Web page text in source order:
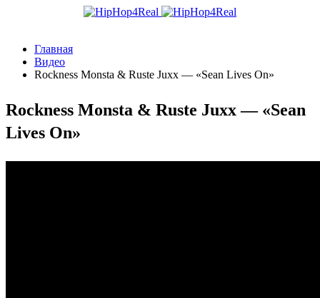
Главная
Видео
Rockness Monsta & Ruste Juxx — «Sean Lives On»
Rockness Monsta & Ruste Juxx — «Sean
Lives On»